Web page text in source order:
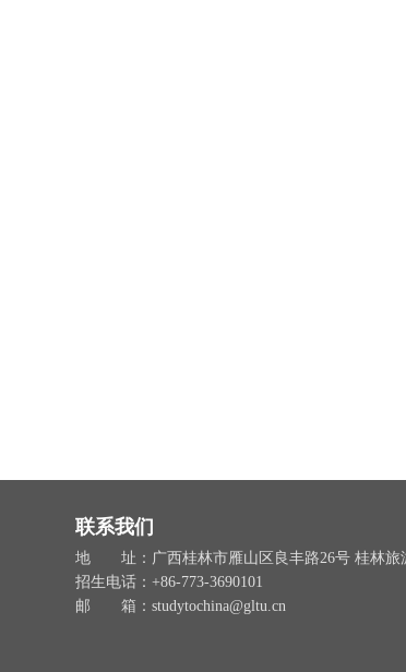
地 址：广西桂林市雁山区良丰路26号 桂林旅
招生电话：+86-773-3690101
邮 箱：studytochina@gltu.cn
联系我们